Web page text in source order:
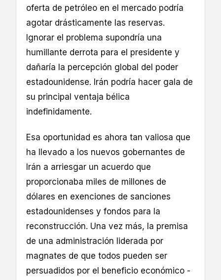
oferta de petróleo en el mercado podría
agotar drásticamente las reservas.
Ignorar el problema supondría una
humillante derrota para el presidente y
dañaría la percepción global del poder
estadounidense. Irán podría hacer gala de
su principal ventaja bélica
indefinidamente.
Esa oportunidad es ahora tan valiosa que
ha llevado a los nuevos gobernantes de
Irán a arriesgar un acuerdo que
proporcionaba miles de millones de
dólares en exenciones de sanciones
estadounidenses y fondos para la
reconstrucción. Una vez más, la premisa
de una administración liderada por
magnates de que todos pueden ser
persuadidos por el beneficio económico -